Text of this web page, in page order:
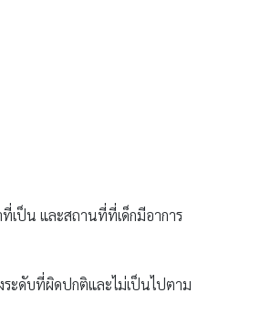
ที่เป็น และสถานที่ที่เด็กมีอาการ
ระดับที่ผิดปกติและไม่เป็นไปตาม